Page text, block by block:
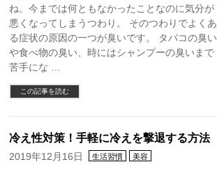
ね。今までは何ともなかったことなのに気分が
悪くなってしまうつわり。 そのつわりでよくあ
る症状の原因の一つが臭いです。 タバコの臭い
や食べ物の臭い、時にはシャンプーの臭いまで
苦手にな …
この記事を読む
冷え性対策！手軽に冷えを撃退する方法
2019年12月16日 生活習慣 美容